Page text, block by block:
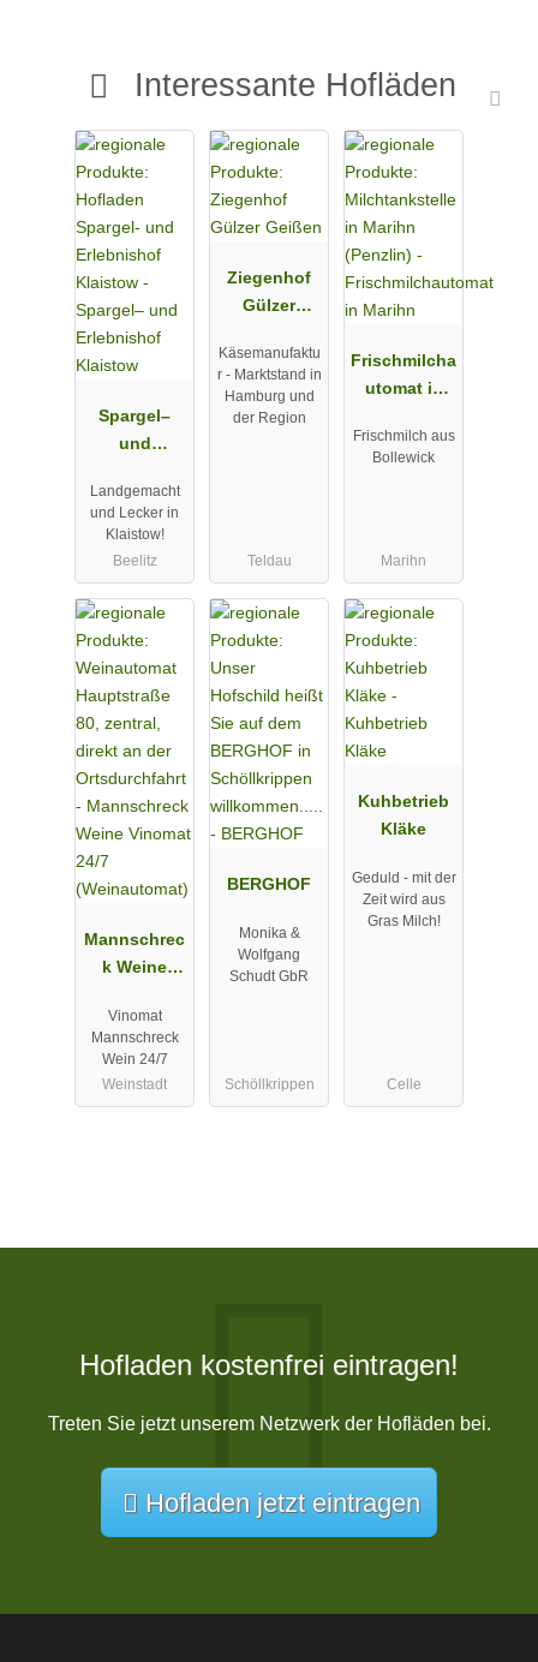
Interessante Hofläden
Spargel–
und
Klaistow
Landgemacht
und Lecker in
Klaistow!
Beelitz
Ziegenhof
Gülzer
Käsemanufaktu
r - Marktstand in
Hamburg und
der Region
Teldau
Frischmilcha
utomat in
Frischmilch aus
Bollewick
Marihn
Mannschrec
k Weine
(Weinautom
at)
Vinomat
Mannschreck
Wein 24/7
Weinstadt
BERGHOF
Monika &
Wolfgang
Schudt GbR
Schöllkrippen
Kuhbetrieb
Kläke
Geduld - mit der
Zeit wird aus
Gras Milch!
Celle
Hofladen kostenfrei eintragen!
Treten Sie jetzt unserem Netzwerk der Hofläden bei.
Hofladen jetzt eintragen